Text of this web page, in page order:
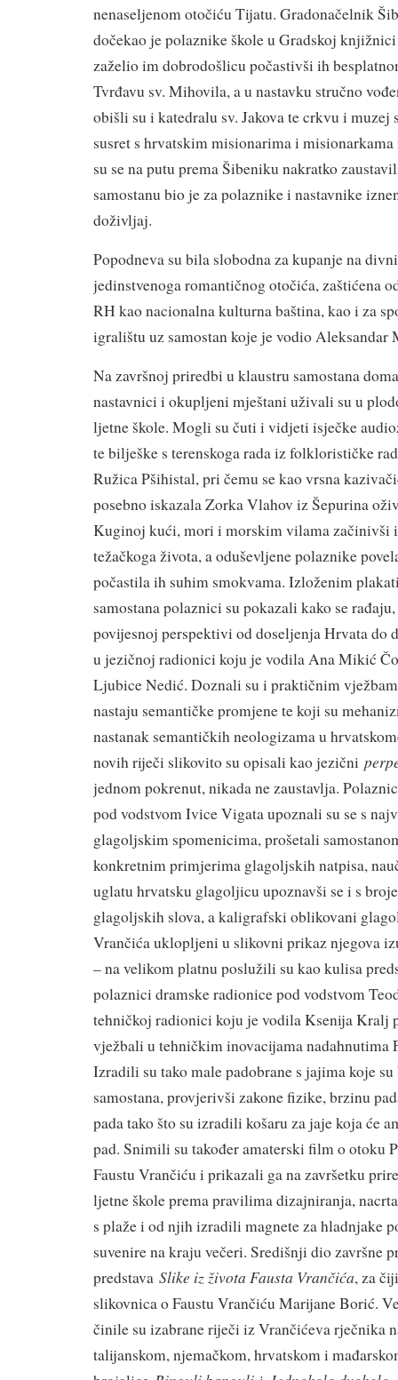
nenaseljenom otočiću Tijatu. Gradonačelnik
dočekao je polaznike škole u Gradskoj
zaželio im dobrodošlicu počastivši ih
Tvrđavu sv. Mihovila, a u nastavku stručno
obišli su i katedralu sv. Jakova te crkvu i muzej
susret s hrvatskim misionarima i
su se na putu prema Šibeniku nakratko
samostanu bio je za polaznike i nastavnike
doživljaj.
Popodneva su bila slobodna za kupanje na
jedinstvenoga romantičnog otočića,zaštićena
RH kao nacionalna kulturna baština, kao i za
igralištu uz samostan koje je vodio Aleksandar
Na završnoj priredbi u klaustru samostana
nastavnici i okupljeni mještani uživali su u
ljetne škole. Mogli su čuti i vidjeti isječke
te bilješke s terenskoga rada iz folklorističke
Ružica Pšihistal, pri čemu se kao vrsna
posebno iskazala Zorka Vlahov iz Šepurina
Kuginoj kući, mori i morskim vilama začinivši
težačkoga života, a oduševljene polaznike
počastila ih suhim smokvama. Izloženim
samostana polaznici su pokazali kako se
povijesnoj perspektivi od doseljenja Hrvata do
u jezičnoj radionici koju je vodila Ana Mikić
Ljubice Nedić. Doznali su i praktičnim
nastaju semantičke promjene te koji su
nastanak semantičkih neologizama u
novih riječi slikovito su opisali kao jezični
jednom pokrenut, nikada ne zaustavlja.
pod vodstvom Ivice Vigata upoznali su se s
glagoljskim spomenicima, prošetali
konkretnim primjerima glagoljskih natpisa,
uglatu hrvatsku glagoljicu upoznavši se i s
glagoljskih slova, a kaligrafski oblikovani
Vrančića uklopljeni u slikovni prikaz njegova
– na velikom platnu poslužili su kao kulisa
polaznici dramske radionice pod vodstvom
tehničkoj radionici koju je vodila Ksenija Kralj
vježbali u tehničkim inovacijama nadahnutima
Izradili su tako male padobrane s jajima koje
samostana, provjerivši zakone fizike, brzinu
pada tako što su izradili košaru za jaje koja će
pad. Snimili su također amaterski film o otoku
Faustu Vrančiću i prikazali ga na završetku
ljetne škole prema pravilima dizajniranja,
s plaže i od njih izradili magnete za hladnjake
suvenire na kraju večeri. Središnji dio završne
predstava Slike iz života Fausta Vrančića, za
slikovnica o Faustu Vrančiću Marijane Borić.
činile su izabrane riječi iz Vrančićeva rječnika
talijanskom, njemačkom, hrvatskom i